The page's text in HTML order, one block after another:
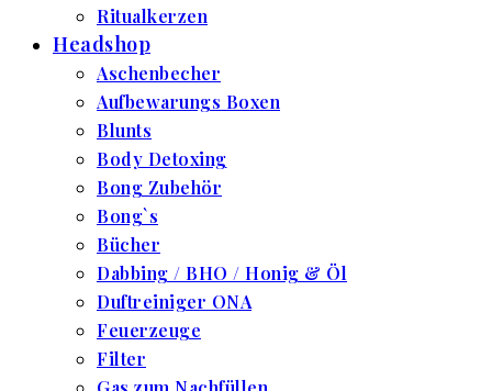
Ritualkerzen
Headshop
Aschenbecher
Aufbewarungs Boxen
Blunts
Body Detoxing
Bong Zubehör
Bong`s
Bücher
Dabbing / BHO / Honig & Öl
Duftreiniger ONA
Feuerzeuge
Filter